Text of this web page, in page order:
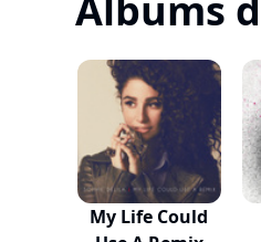
My Life Could